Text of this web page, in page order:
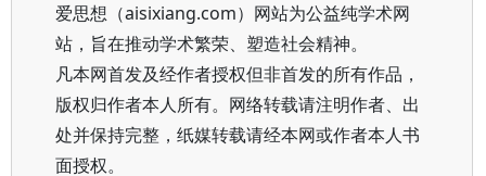
爱思想（aisixiang.com）网站为公益纯学术网
站，旨在推动学术繁荣、塑造社会精神。
凡本网首发及经作者授权但非首发的所有作品，
版权归作者本人所有。网络转载请注明作者、出
处并保持完整，纸媒转载请经本网或作者本人书
面授权。